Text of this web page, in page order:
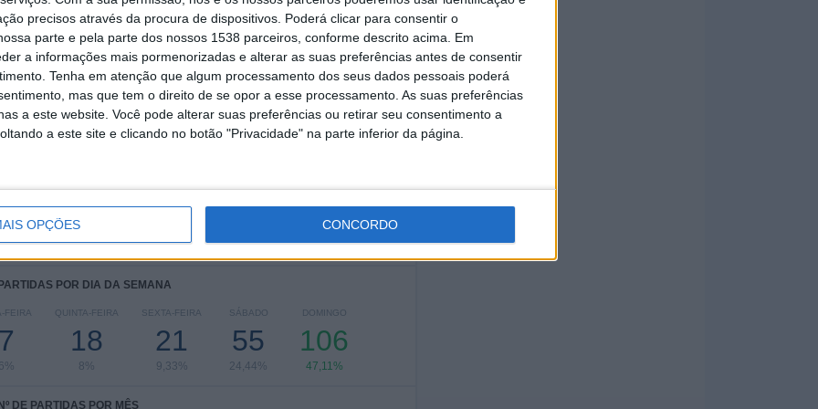
precisos através da procura de dispositivos. Poderá clicar para consentir o
parte e pela parte dos nossos 1538 parceiros, conforme descrito acima. Em
a informações mais pormenorizadas e alterar as suas preferências antes de consentir
Tenha em atenção que algum processamento dos seus dados pessoais poderá
mas que tem o direito de se opor a esse processamento. As suas preferências
a este website. Você pode alterar suas preferências ou retirar seu consentimento a
a este site e clicando no botão "Privacidade" na parte inferior da página.
OPÇÕES CONCORDO
45
16
6
COMPETIÇÕES
RANKING POR COMPETIÇÕES
Ligue 1
191 (84,89%)
Champions League
6 (2,67%)
Conference League
3 (1,33%)
POR DIA DA SEMANA
FEIRA QUINTA-FEIRA
18
8%
SEXTA-FEIRA
21
9,33%
SÁBADO
55
24,44%
DOMINGO
106
47,11%
Nº DE PARTIDAS POR MÊS